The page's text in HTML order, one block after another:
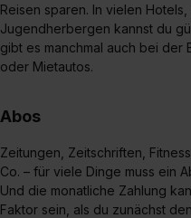
Reisen sparen. In vielen
Jugendherbergen kannst du
gibt es manchmal auch bei der
oder Mietautos.
Abos
Zeitungen, Zeitschriften,
Co. – für viele Dinge muss ein
Und die monatliche Zahlung
Faktor sein, als du zunächst